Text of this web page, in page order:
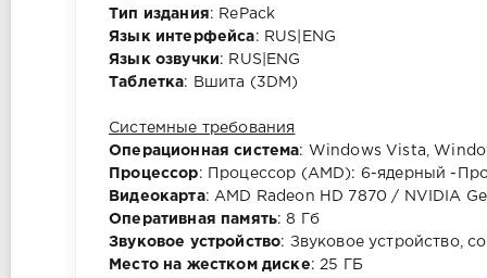
Тип издания: RePack
Язык интерфейса: RUS|ENG
Язык озвучки: RUS|ENG
Таблетка: Вшита (3DM)
Системные требования
Операционная система: Windows Vista,
Процессор: Процессор (AMD): 6-ядерный -
Видеокарта: AMD Radeon HD 7870 / NVIDIA
Оперативная память: 8 Гб
Звуковое устройство: Звуковое устройство,
Место на жестком диске: 25 ГБ